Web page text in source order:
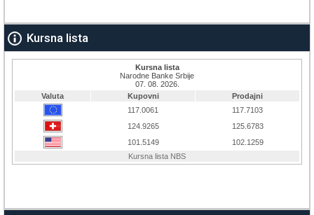
Kursna lista